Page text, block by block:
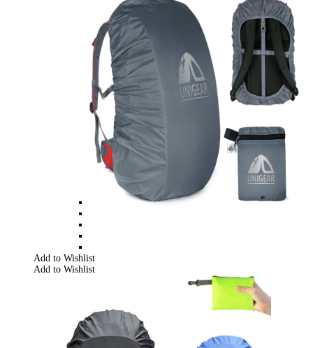
Add to Wishlist
Add to Wishlist